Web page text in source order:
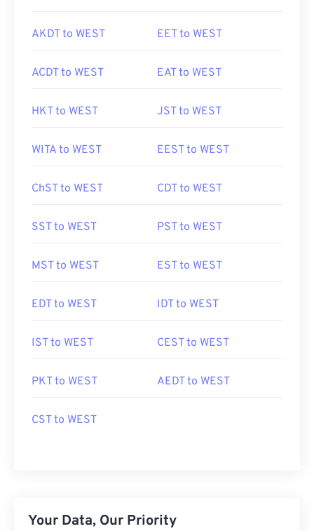
AKDT to WEST EET to WEST
ACDT to WEST EAT to WEST
HKT to WEST JST to WEST
WITA to WEST EEST to WEST
ChST to WEST CDT to WEST
SST to WEST PST to WEST
MST to WEST EST to WEST
EDT to WEST IDT to WEST
IST to WEST CEST to WEST
PKT to WEST AEDT to WEST
CST to WEST
Your Data, Our Priority